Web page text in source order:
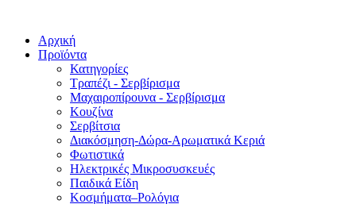
Αρχική
Προϊόντα
Κατηγορίες
Τραπέζι - Σερβίρισμα
Μαχαιροπίρουνα - Σερβίρισμα
Κουζίνα
Σερβίτσια
Διακόσμηση-Δώρα-Αρωματικά Κεριά
Φωτιστικά
Ηλεκτρικές Μικροσυσκευές
Παιδικά Είδη
Κοσμήματα–Ρολόγια